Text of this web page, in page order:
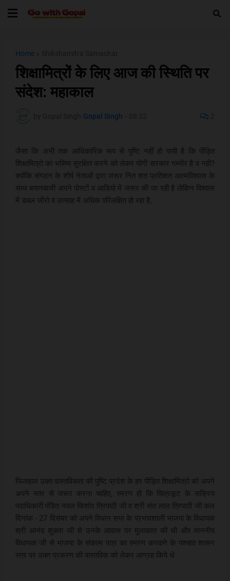
Home
शिक्षामित्रों के लिए आज की स्थिति पर
संदेश: महाकाल
Gopal Singh
जैसा कि अभी तक आधिकारिक रूप से पुष्टि नहीं हो पायी है कि पीड़ित
शिक्षामित्रो का भविष्य सुरक्षित करने को लेकर योगी सरकार गम्भीर है व नही?
क्योंकि संगठन के शीर्ष नेताओं द्वारा जरूर नित शत प्रतिशत आत्मविश्वास के
साथ बयानबाजी अपने पोस्टों व आडियो में जरूर की जा रही है लेकिन विश्वास
में डबल जीरो व उत्साह में अधिक परिलक्षित हो रहा है,
फिलहाल उक्त वास्तविकता की पुष्टि प्रदेश के हर पीड़ित शिक्षामित्रो को अपने
अपने स्तर से जरूर करना चाहिए, स्मरण हो कि चित्रकूट के सक्रिय
पदाधिकारी पंडित नवल किशोर त्रिपाठी जी व श्री संत लाल त्रिपाठी जी कल
दिनांक - 27 दिसंबर को अपने विधान सभा के प्रभावशाली भाजपा के विधायक
श्री आनंद शुक्ला जी से उनके आवास पर मुलाकात की थी और माननीय
विधायक जी से भाजपा के संकल्प पत्र का स्मरण करवाने के पश्चात शासन
स्तर पर उक्त प्रकरण की वास्तविक को लेकर आग्रह किये थे